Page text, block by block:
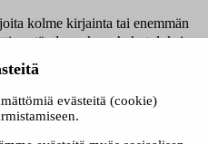
evästeitä (cookie)
kolme kirjainta tai enemmän
täydennyksen hakutuloksia
tutki koskettamalla tai